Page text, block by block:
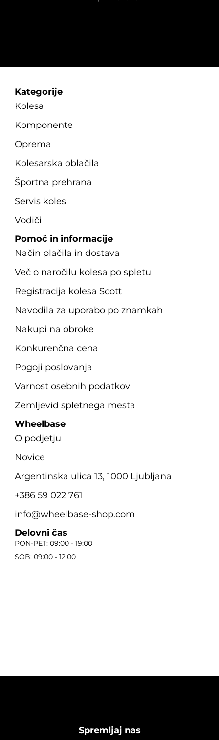
Kategorije
Kolesa
Komponente
Oprema
Kolesarska oblačila
Športna prehrana
Servis koles
Vodiči
Pomoč in informacije
Način plačila in dostava
Več o naročilu kolesa po spletu
Registracija kolesa Scott
Navodila za uporabo po znamkah
Nakupi na obroke
Konkurenčna cena
Pogoji poslovanja
Varnost osebnih podatkov
Zemljevid spletnega mesta
Wheelbase
O podjetju
Novice
Argentinska ulica 13, 1000 Ljubljana
+386 59 022 761
info@wheelbase-shop.com
Delovni čas
PON-PET: 09:00 - 19:00
SOB: 09:00 - 12:00
Spremljaj nas